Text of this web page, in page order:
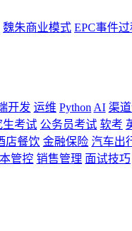
魏朱商业模式 EPC事件过
开发 运维 Python AI 渠
生考试 公务员考试 软考
店餐饮 金融保险 汽车出
管控 销售管理 面试技巧